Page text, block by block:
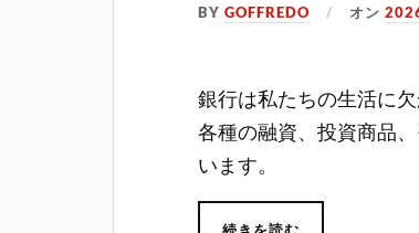
BYGOFFREDO オン
銀行は私たちの生活に
各種の融資、投資商品
います。